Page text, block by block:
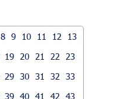
8 9 10 11 12
13
19 20 21 22
23
29 30 31 32
33
39 40 41 42
43